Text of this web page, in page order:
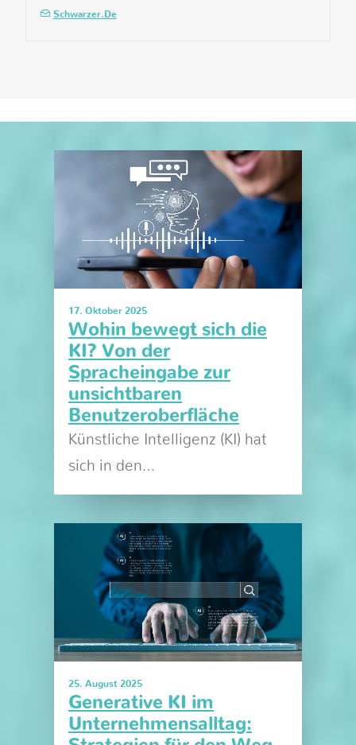
Schwarzer.de
17. Oktober 2025
Wohin bewegt sich die
KI? Von der
Spracheingabe zur
unsichtbaren
Benutzeroberfläche
Künstliche Intelligenz (KI) hat
sich in den…
25. August 2025
Generative KI im
Unternehmensalltag: